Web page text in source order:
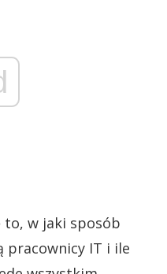
to, w jaki sposób
pracownicy IT i ile